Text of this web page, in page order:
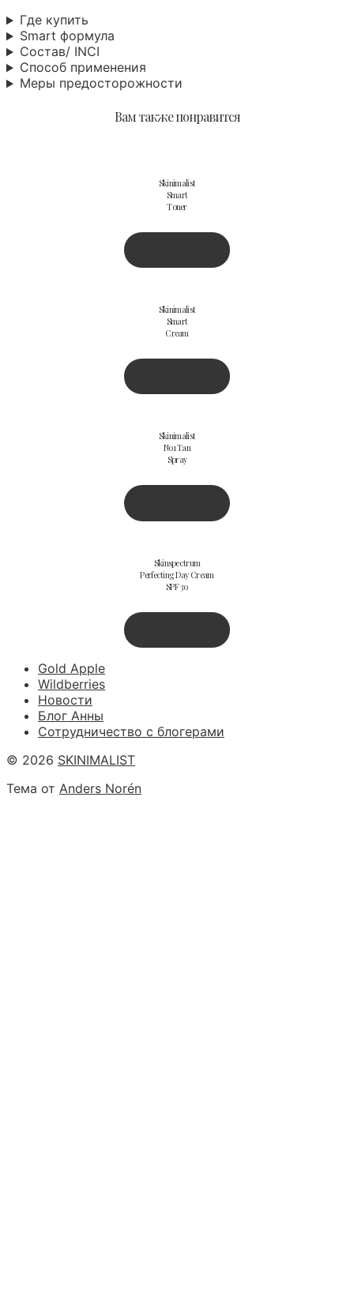
Где купить
Smart формула
Состав/ INCI
Способ применения
Меры предосторожности
Вам также понравится
Skinimalist
Smart
Toner
Skinimalist
Smart
Cream
Skinimalist
No1 Tan
Spray
Skinspectrum
Perfecting Day Cream
SPF 30
Gold Apple
Wildberries
Новости
Блог Анны
Сотрудничество с блогерами
© 2026 SKINIMALIST
Тема от Anders Norén